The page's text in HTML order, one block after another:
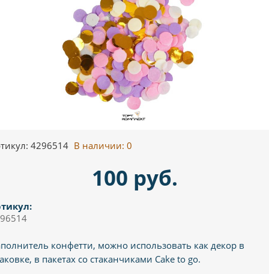
4296514 В наличии: 0
100 руб.
конфетти, можно использовать как декор в
в пакетах со стаканчиками Cake to go.